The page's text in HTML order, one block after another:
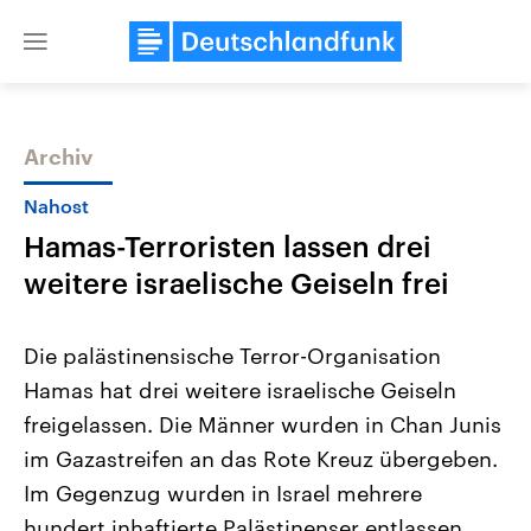
Close
Themen
Landtagswahl Sachsen-Anhalt
2026
Alle Informationen
Sachsen-Anhalt wählt am 6.
September 2026 einen neuen
Landtag. Seit 2021 wird das
Bundesland von einer Koalition aus
USA
Aktuelle Beiträge,
Hintergründe
Wirtschaftlich und
gehören die Vereinigten
den mächtigsten Ländern
mit großem Einfluss auf
Archiv
Nahost
Hamas-Terroristen lassen drei
weitere israelische Geiseln frei
Die palästinensische Terror-Organisation
Hamas hat drei weitere israelische Geiseln
freigelassen. Die Männer wurden in Chan Junis
im Gazastreifen an das Rote Kreuz übergeben.
Im Gegenzug wurden in Israel mehrere